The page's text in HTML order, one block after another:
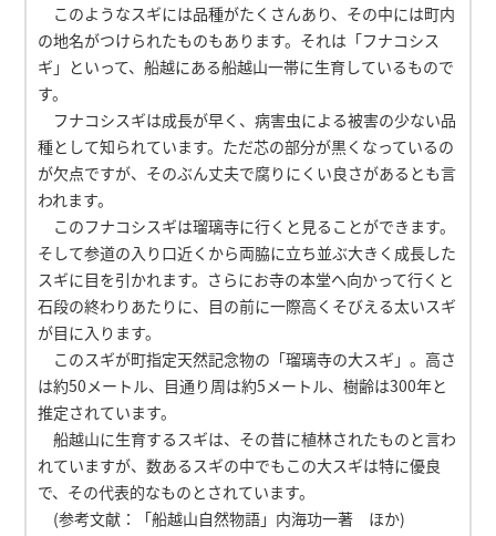
このようなスギには品種がたくさんあり、その中には町内
の地名がつけられたものもあります。それは「フナコシス
ギ」といって、船越にある船越山一帯に生育しているもので
す。
フナコシスギは成長が早く、病害虫による被害の少ない品
種として知られています。ただ芯の部分が黒くなっているの
が欠点ですが、そのぶん丈夫で腐りにくい良さがあるとも言
われます。
このフナコシスギは瑠璃寺に行くと見ることができます。
そして参道の入り口近くから両脇に立ち並ぶ大きく成長した
スギに目を引かれます。さらにお寺の本堂へ向かって行くと
石段の終わりあたりに、目の前に一際高くそびえる太いスギ
が目に入ります。
このスギが町指定天然記念物の「瑠璃寺の大スギ」。高さ
は約50メートル、目通り周は約5メートル、樹齢は300年と
推定されています。
船越山に生育するスギは、その昔に植林されたものと言わ
れていますが、数あるスギの中でもこの大スギは特に優良
で、その代表的なものとされています。
(参考文献：「船越山自然物語」内海功一著 ほか)